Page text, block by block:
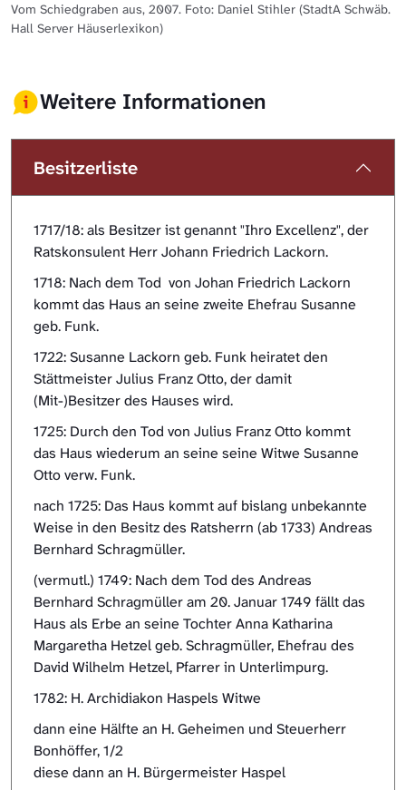
Vom Schiedgraben aus, 2007. Foto: Daniel Stihler (StadtA Schwäb.
Hall Server Häuserlexikon)
Weitere Informationen
Besitzerliste
1717/18: als Besitzer ist genannt "Ihro Excellenz", der
Ratskonsulent Herr Johann Friedrich Lackorn.
1718: Nach dem Tod von Johan Friedrich Lackorn
kommt das Haus an seine zweite Ehefrau Susanne
geb. Funk.
1722: Susanne Lackorn geb. Funk heiratet den
Stättmeister Julius Franz Otto, der damit
(Mit-)Besitzer des Hauses wird.
1725: Durch den Tod von Julius Franz Otto kommt
das Haus wiederum an seine seine Witwe Susanne
Otto verw. Funk.
nach 1725: Das Haus kommt auf bislang unbekannte
Weise in den Besitz des Ratsherrn (ab 1733) Andreas
Bernhard Schragmüller.
(vermutl.) 1749: Nach dem Tod des Andreas
Bernhard Schragmüller am 20. Januar 1749 fällt das
Haus als Erbe an seine Tochter Anna Katharina
Margaretha Hetzel geb. Schragmüller, Ehefrau des
David Wilhelm Hetzel, Pfarrer in Unterlimpurg.
1782: H. Archidiakon Haspels Witwe
dann eine Hälfte an H. Geheimen und Steuerherr
Bonhöffer, 1/2
diese dann an H. Bürgermeister Haspel